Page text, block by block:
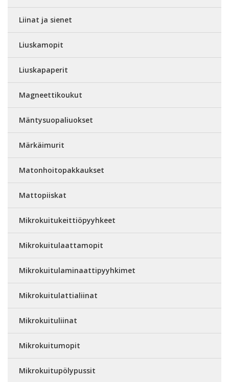
Liinat ja sienet
Liuskamopit
Liuskapaperit
Magneettikoukut
Mäntysuopaliuokset
Märkäimurit
Matonhoitopakkaukset
Mattopiiskat
Mikrokuitukeittiöpyyhkeet
Mikrokuitulaattamopit
Mikrokuitulaminaattipyyhkimet
Mikrokuitulattialiinat
Mikrokuituliinat
Mikrokuitumopit
Mikrokuitupölypussit